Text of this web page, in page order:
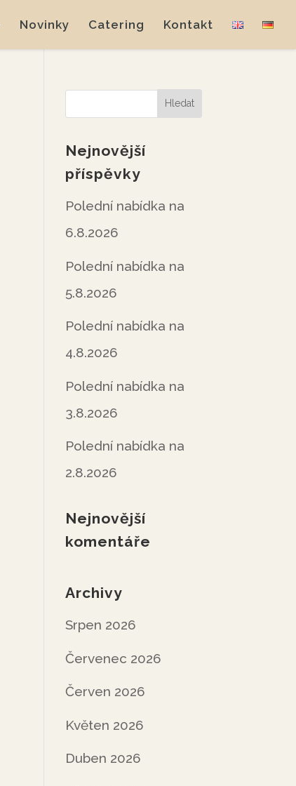
Novinky Catering Kontakt
Nejnovější
příspěvky
Polední nabídka na
6.8.2026
Polední nabídka na
5.8.2026
Polední nabídka na
4.8.2026
Polední nabídka na
3.8.2026
Polední nabídka na
2.8.2026
Nejnovější
komentáře
Archivy
Srpen 2026
Červenec 2026
Červen 2026
Květen 2026
Duben 2026